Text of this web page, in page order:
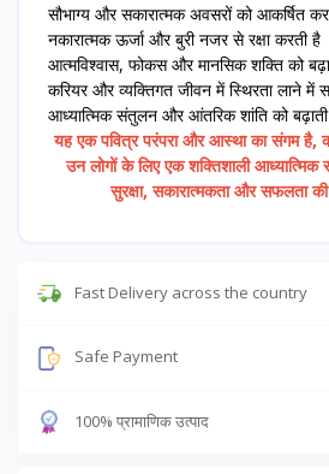
सौभाग्य और सकारात्मक अवसरों को आकर्षित
नकारात्मक ऊर्जा और बुरी नजर से रक्षा करती है
आत्मविश्वास, फोकस और मानसिक शक्ति को
करियर और व्यक्तिगत जीवन में स्थिरता लाने में
आध्यात्मिक संतुलन और आंतरिक शांति को
यह एक पवित्र परंपरा और आस्था का संगम है,
उन लोगों के लिए एक शक्तिशाली
सुरक्षा, सकारात्मकता और सफलता
Fast Delivery across the country
Safe Payment
100% प्रामाणिक उत्पाद